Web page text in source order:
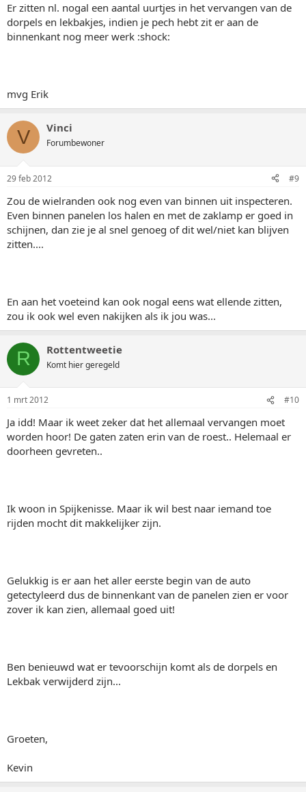
Er zitten nl. nogal een aantal uurtjes in het vervangen van de
dorpels en lekbakjes, indien je pech hebt zit er aan de
binnenkant nog meer werk :shock:
mvg Erik
V Vinci
Forumbewoner
29 feb 2012 #9
Zou de wielranden ook nog even van binnen uit inspecteren.
Even binnen panelen los halen en met de zaklamp er goed in
schijnen, dan zie je al snel genoeg of dit wel/niet kan blijven
zitten....
En aan het voeteind kan ook nogal eens wat ellende zitten,
zou ik ook wel even nakijken als ik jou was...
R Rottentweetie
Komt hier geregeld
1 mrt 2012 #10
Ja idd! Maar ik weet zeker dat het allemaal vervangen moet
worden hoor! De gaten zaten erin van de roest.. Helemaal er
doorheen gevreten..
Ik woon in Spijkenisse. Maar ik wil best naar iemand toe
rijden mocht dit makkelijker zijn.
Gelukkig is er aan het aller eerste begin van de auto
getectyleerd dus de binnenkant van de panelen zien er voor
zover ik kan zien, allemaal goed uit!
Ben benieuwd wat er tevoorschijn komt als de dorpels en
Lekbak verwijderd zijn...
Groeten,
Kevin